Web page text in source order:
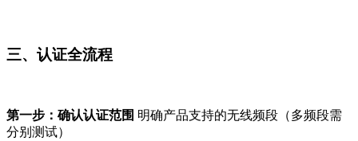
三、认证全流程
第一步：确认认证范围 明确产品支持的无线频段（多频段需
分别测试）